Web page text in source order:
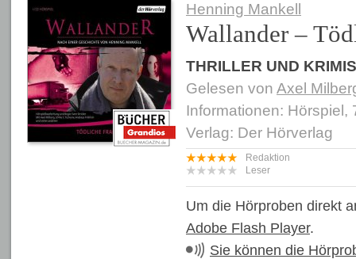
Henning Mankell
Wallander –
THRILLER UND KRIMIS
Gelesen von Axel
Informationen: Hörspiel,
Verlag: Der Hörverlag
Redaktion
Leser
Um die Hörproben direkt
Adobe Flash Player.
Sie können die